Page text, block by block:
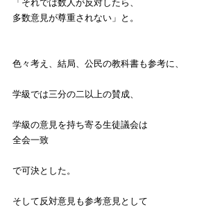
「それでは数人が反対したら、
多数意見が尊重されない」と。
色々考え、結局、公民の教科書も参考に、
学級では三分の二以上の賛成、
学級の意見を持ち寄る生徒議会は
全会一致
で可決とした。
そして反対意見も参考意見として